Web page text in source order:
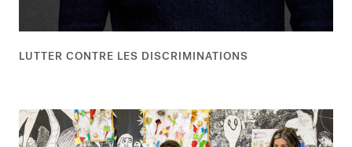
LUTTER CONTRE LES DISCRIMINATIONS